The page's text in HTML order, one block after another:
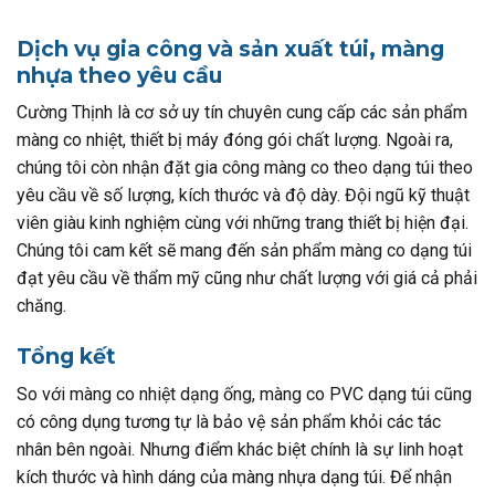
Dịch vụ gia công và sản xuất túi, màng
nhựa theo yêu cầu
Cường Thịnh là cơ sở uy tín chuyên cung cấp các sản phẩm
màng co nhiệt, thiết bị máy đóng gói chất lượng. Ngoài ra,
chúng tôi còn nhận đặt gia công màng co theo dạng túi theo
yêu cầu về số lượng, kích thước và độ dày. Đội ngũ kỹ thuật
viên giàu kinh nghiệm cùng với những trang thiết bị hiện đại.
Chúng tôi cam kết sẽ mang đến sản phẩm màng co dạng túi
đạt yêu cầu về thẩm mỹ cũng như chất lượng với giá cả phải
chăng.
Tổng kết
So với màng co nhiệt dạng ống, màng co PVC dạng túi cũng
có công dụng tương tự là bảo vệ sản phẩm khỏi các tác
nhân bên ngoài. Nhưng điểm khác biệt chính là sự linh hoạt
kích thước và hình dáng của màng nhựa dạng túi. Để nhận